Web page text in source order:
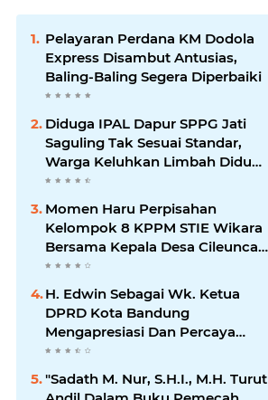
Pelayaran Perdana KM Dodola
Express Disambut Antusias,
Baling-Baling Segera Diperbaiki
Diduga IPAL Dapur SPPG Jati
Saguling Tak Sesuai Standar,
Warga Keluhkan Limbah Diduga
Mengalir ke Sungai
Momen Haru Perpisahan
Kelompok 8 KPPM STIE Wikara
Bersama Kepala Desa Cileunca
di Kecamatan Bojong
H. Edwin Sebagai Wk. Ketua
DPRD Kota Bandung
Mengapresiasi Dan Percaya
Penuh Kepada Kepemimpinan
Merdi Hajiji Sebagai ketua DPD
Lpm Kota Bandung Periode
"Sadath M. Nur, S.H.I., M.H. Turut